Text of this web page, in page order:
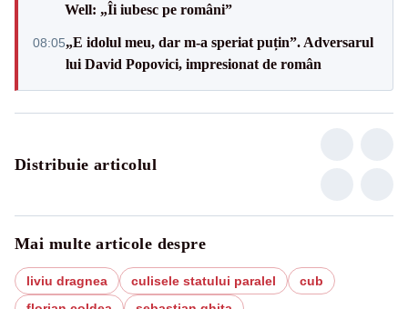
Well: „Îi iubesc pe români”
08:05„E idolul meu, dar m-a speriat puțin”. Adversarul
lui David Popovici, impresionat de român
Distribuie articolul
Mai multe articole despre
liviu dragnea culisele statului paralel
cub